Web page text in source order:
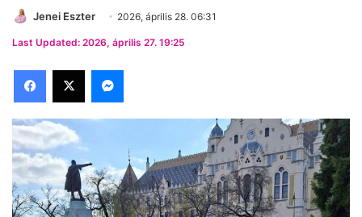
Jenei Eszter 2026, április 28. 06:31
Last Updated: 2026, április 27. 19:25
Facebook
X Messenger